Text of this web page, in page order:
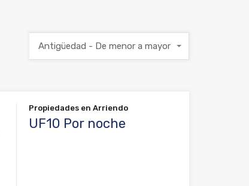
Antigüedad - De menor a mayor
Propiedades en Arriendo
UF10 Por noche